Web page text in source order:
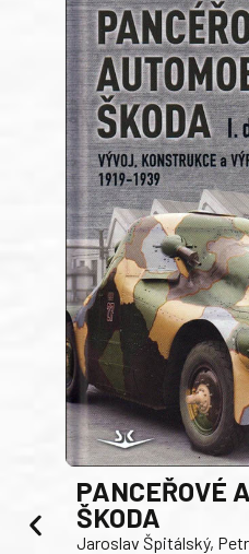
PANCEŘOVÉ
ŠKODA
Jaroslav Špitálský,